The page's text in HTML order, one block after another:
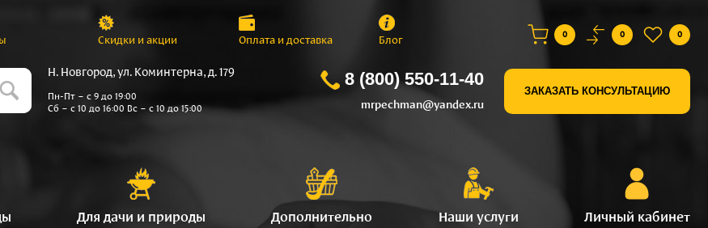
Скидки и акции Оплата и доставка Блог 0 0 0
Н. Новгород, ул. Коминтерна, д. 179
Пн-Пт – с 9 до 19:00
Сб – с 10 до 16:00 Вс – с 10 до 15:00
8 (800) 550-11-40
mrpechman@yandex.ru
ЗАКАЗАТЬ КОНСУЛЬТАЦИЮ
Для дачи и природы Дополнительно Наши услуги Личный кабинет